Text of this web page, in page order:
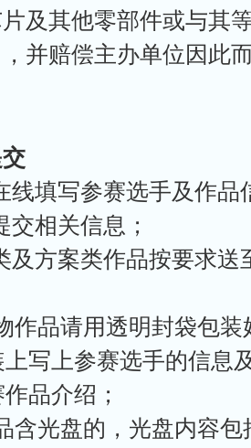
及其他零部件或与其
并赔偿主办单位因此
线填写参赛选手及作品
交相关信息；
及方案类作品按要求送
作品请用透明封袋包
写上参赛选手的信息
品介绍；
含光盘的，光盘内容